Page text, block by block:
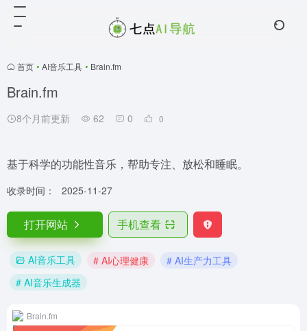
首页 • AI音乐工具 • Brain.fm
Brain.fm
8个月前更新 62 0 0
基于科学的功能性音乐，帮助专注、放松和睡眠。
收录时间： 2025-11-27
打开网站 手机查看
AI音乐工具 # AI心理健康
# AI生产力工具
# AI音乐生成器
Brain.fm